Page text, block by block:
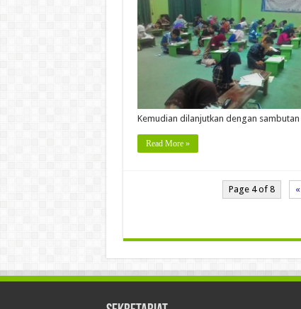
Kemudian dilanjutkan dengan
Read More »
Page 4 of 8